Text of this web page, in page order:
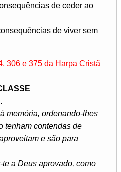
de ceder ao
de viver sem
306 e 375 da Harpa Cristã
memória, ordenando-lhes
tenham contendas de
e são para
te a Deus aprovado, como